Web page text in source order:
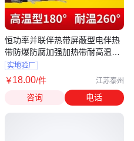
恒功率并联伴热带屏蔽型电伴热
带防爆防腐加强加热带耐高温电
热带
实地验厂
￥18.00/件 江苏泰州
咨询 电话